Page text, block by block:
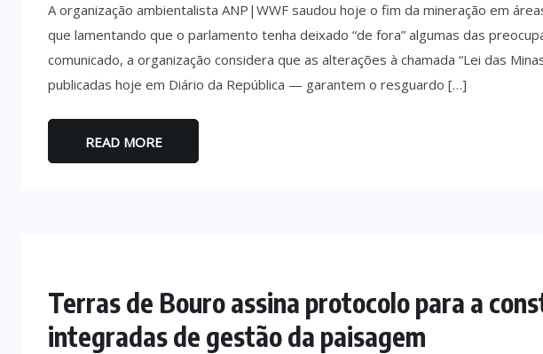
A organização ambientalista ANP|WWF saudou hoje o fim da mineração em
que lamentando que o parlamento tenha deixado “de fora” algumas das
comunicado, a organização considera que as alterações à chamada “Lei das
publicadas hoje em Diário da República — garantem o resguardo […]
READ MORE
Terras de Bouro assina protocolo para a
integradas de gestão da paisagem